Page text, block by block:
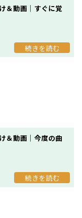
＆動画｜すぐに覚
＆動画｜今度の曲